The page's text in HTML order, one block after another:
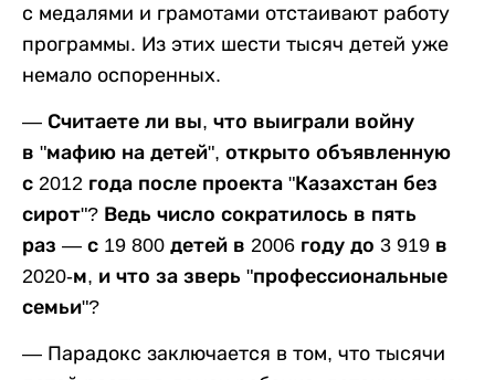
с медалями и грамотами отстаивают работу
программы. Из этих шести тысяч детей уже
немало оспоренных.
— Считаете ли вы, что выиграли войну
в "мафию на детей", открыто объявленную
с 2012 года после проекта "Казахстан без
сирот"? Ведь число сократилось в пять
раз — с 19 800 детей в 2006 году до 3 919 в
2020-м, и что за зверь "профессиональные
семьи"?
— Парадокс заключается в том, что тысячи